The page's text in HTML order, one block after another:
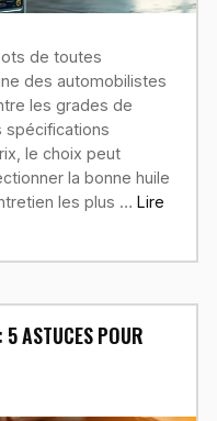
de toutes
des automobilistes
les grades de
spécifications
le choix peut
la bonne huile
les plus …Lire
ASTUCES POUR